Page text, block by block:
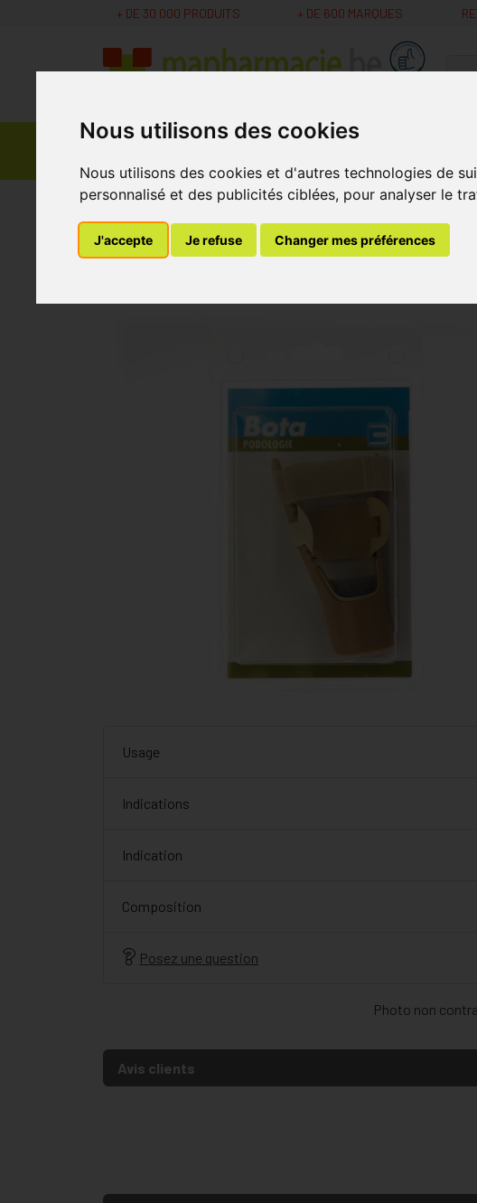
Nous utilisons des cookies
Nous utilisons des cookies et d'autres technologies de
personnalisé et des publicités ciblées, pour analyser le
J'accepte Je refuse Changer mes préférences
+ DE 30 000 PRODUITS + DE 600 MARQUES
Parapharmacie -
MaPharmacie.be Bandagisterie Premiers soins
Bota Hallux Valgus Nuit
Usage
Indications
Indication
Composition
Posez une question
Photo non
Avis clients